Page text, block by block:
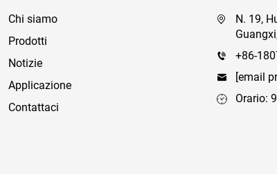
Chi siamo
Prodotti
Notizie
Applicazione
Contattaci
N. 19,
+86-
[email
Orario: